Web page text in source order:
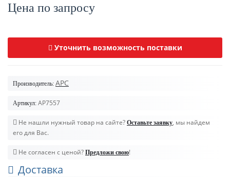
Цена по запросу
Уточнить возможность поставки
Производитель: APC
Артикул: AP7557
Не нашли нужный товар на сайте? Оставьте заявку, мы найдем
его для Вас.
Не согласен с ценой? Предложи свою!
Доставка